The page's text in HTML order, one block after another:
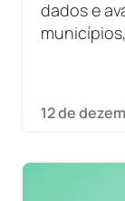
dados e
12 de